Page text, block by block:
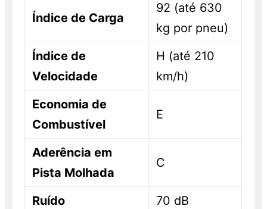
Índice de Carga
92 (até 630
kg por pneu)
Índice de
Velocidade
H (até 210
km/h)
Economia de
Combustível
E
Aderência em
Pista Molhada
C
Ruído
70 dB